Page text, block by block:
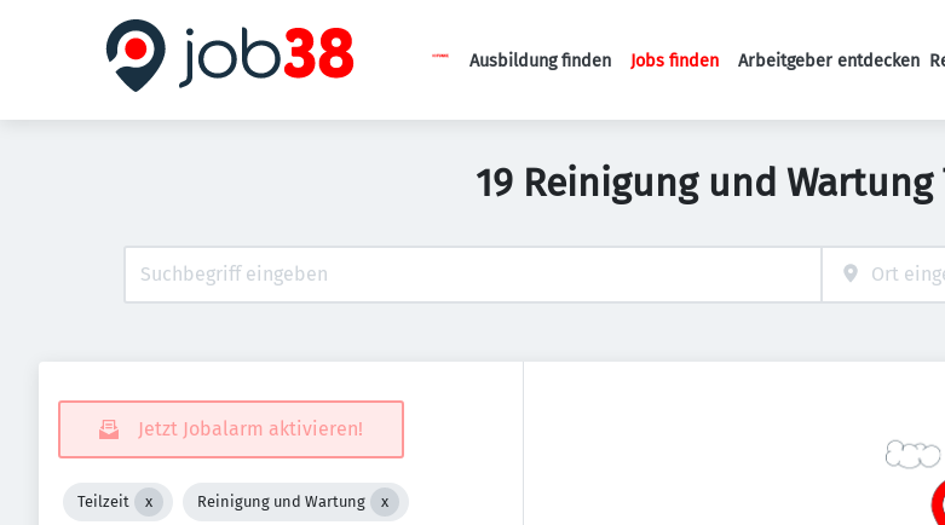
Haupt-Navigation
Ausbildung finden Jobs finden Arbeitgeber entdecken
19 Reinigung und Wartung
Jetzt Jobalarm aktivieren!
Teilzeit Reinigung und Wartung